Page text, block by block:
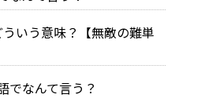
いう意味？【無敵の難単
でなんて言う？